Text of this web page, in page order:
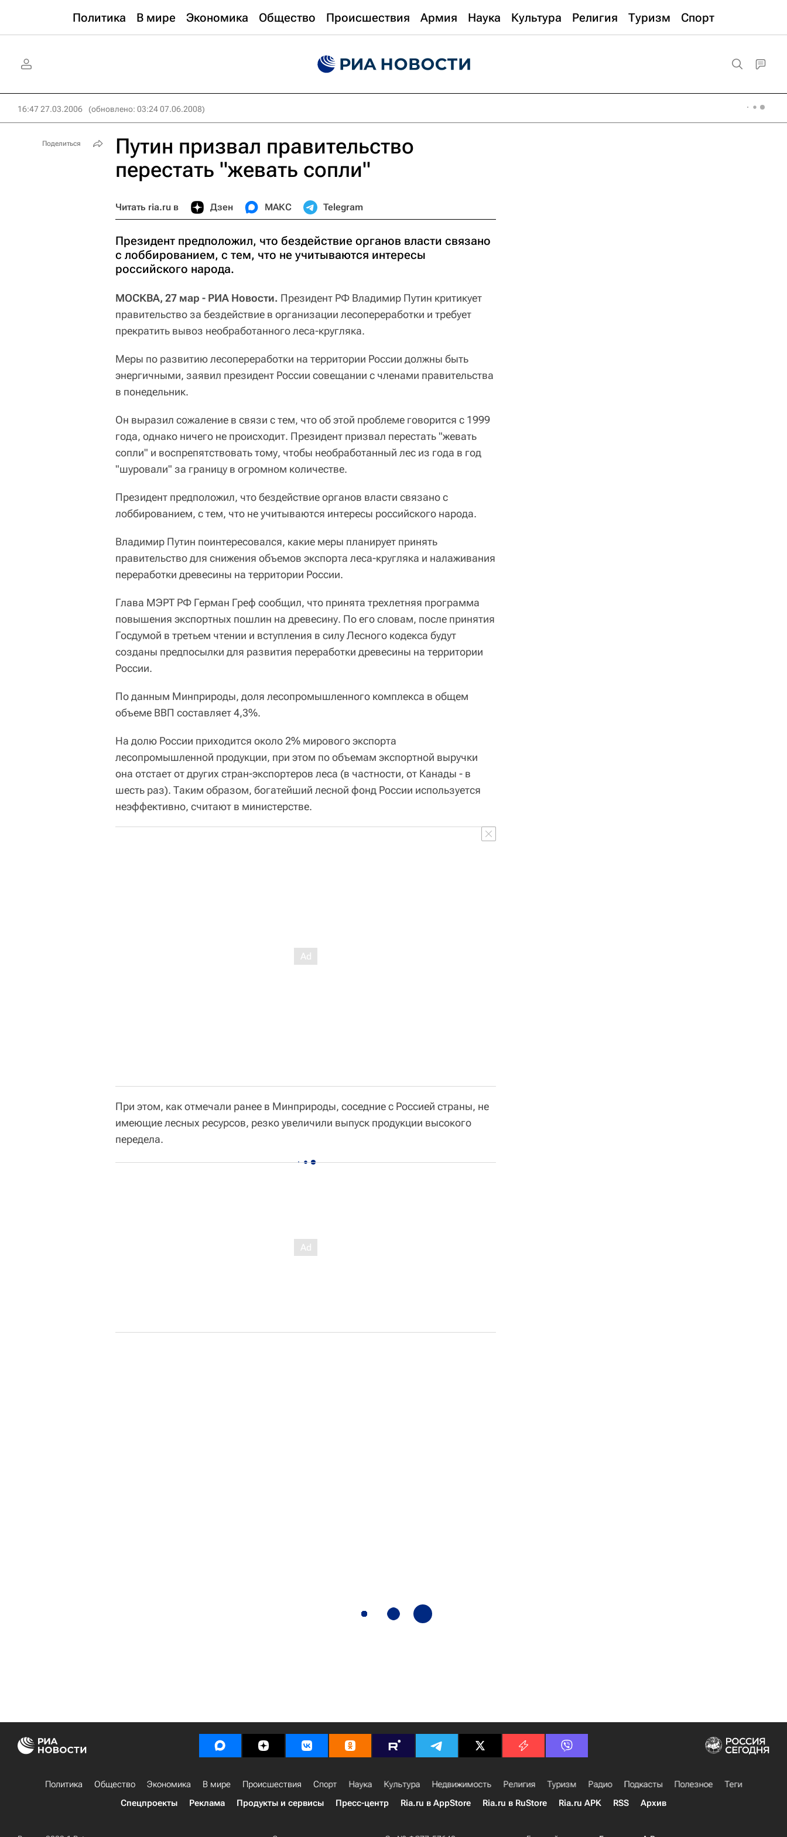
Политика В мире Экономика Общество Происшествия Армия Наука Культура Религия Туризм Спорт
16:47 27.03.2006 (обновлено: 03:24 07.06.2008)
Путин призвал правительство
перестать "жевать сопли"
Читать ria.ru в Дзен МАКС Telegram
Президент предположил, что бездействие органов власти связано
с лоббированием, с тем, что не учитываются интересы
российского народа.
МОСКВА, 27 мар - РИА Новости. Президент РФ Владимир Путин критикует
правительство за бездействие в организации лесопереработки и требует
прекратить вывоз необработанного леса-кругляка.
Меры по развитию лесопереработки на территории России должны быть
энергичными, заявил президент России совещании с членами правительства
в понедельник.
Он выразил сожаление в связи с тем, что об этой проблеме говорится с 1999
года, однако ничего не происходит. Президент призвал перестать "жевать
сопли" и воспрепятствовать тому, чтобы необработанный лес из года в год
"шуровали" за границу в огромном количестве.
Президент предположил, что бездействие органов власти связано с
лоббированием, с тем, что не учитываются интересы российского народа.
Владимир Путин поинтересовался, какие меры планирует принять
правительство для снижения объемов экспорта леса-кругляка и налаживания
переработки древесины на территории России.
Глава МЭРТ РФ Герман Греф сообщил, что принята трехлетняя программа
повышения экспортных пошлин на древесину. По его словам, после принятия
Госдумой в третьем чтении и вступления в силу Лесного кодекса будут
созданы предпосылки для развития переработки древесины на территории
России.
По данным Минприроды, доля лесопромышленного комплекса в общем
объеме ВВП составляет 4,3%.
На долю России приходится около 2% мирового экспорта
лесопромышленной продукции, при этом по объемам экспортной выручки
она отстает от других стран-экспортеров леса (в частности, от Канады - в
шесть раз). Таким образом, богатейший лесной фонд России используется
неэффективно, считают в министерстве.
При этом, как отмечали ранее в Минприроды, соседние с Россией страны, не
имеющие лесных ресурсов, резко увеличили выпуск продукции высокого
передела.
Поделиться
Политика Общество Экономика В мире Происшествия Спорт Наука Культура Недвижимость Религия Туризм Радио Подкасты Полезное
Теги
Спецпроекты
Реклама Продукты и сервисы Пресс-центр Ria.ru в AppStore Ria.ru в RuStore Ria.ru APK RSS Архив